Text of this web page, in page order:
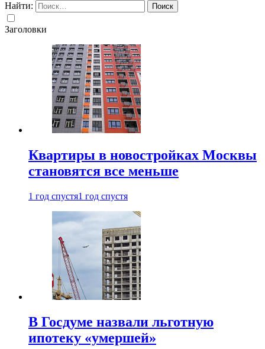
Найти:
Заголовки
Квартиры в новостройках Москвы
становятся все меньше
1 год спустя1 год спустя
В Госдуме назвали льготную
ипотеку «умершей»